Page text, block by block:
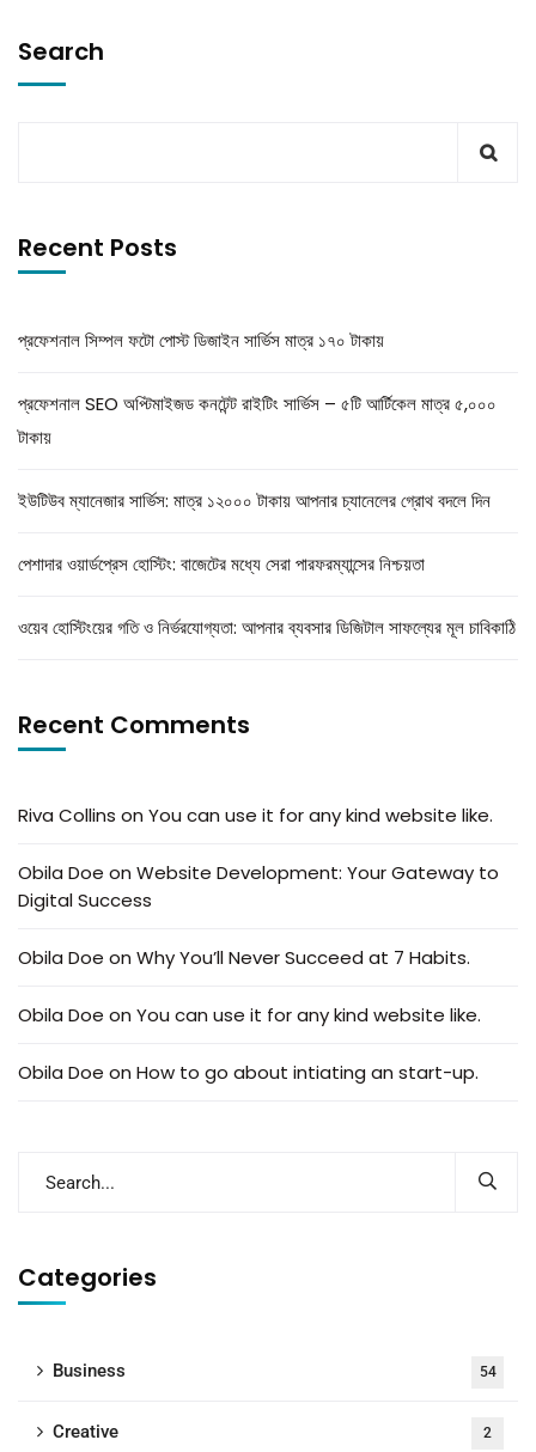
Search
Recent Posts
প্রফেশনাল সিম্পল ফটো পোস্ট ডিজাইন সার্ভিস মাত্র ১৭০ টাকায়
প্রফেশনাল SEO অপ্টিমাইজড কনটেন্ট রাইটিং সার্ভিস – ৫টি আর্টিকেল মাত্র ৫,০০০
টাকায়
ইউটিউব ম্যানেজার সার্ভিস: মাত্র ১২০০০ টাকায় আপনার চ্যানেলের গ্রোথ বদলে দিন
পেশাদার ওয়ার্ডপ্রেস হোস্টিং: বাজেটের মধ্যে সেরা পারফরম্যান্সের নিশ্চয়তা
ওয়েব হোস্টিংয়ের গতি ও নির্ভরযোগ্যতা: আপনার ব্যবসার ডিজিটাল সাফল্যের মূল চাবিকাঠি
Recent Comments
Riva Collins on You can use it for any kind website like.
Obila Doe on Website Development: Your Gateway to
Digital Success
Obila Doe on Why You’ll Never Succeed at 7 Habits.
Obila Doe on You can use it for any kind website like.
Obila Doe on How to go about intiating an start-up.
Categories
Business 54
Creative 2